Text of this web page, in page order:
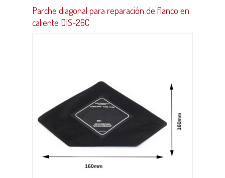
Parche diagonal para reparación de flanco en
caliente DIS-26C